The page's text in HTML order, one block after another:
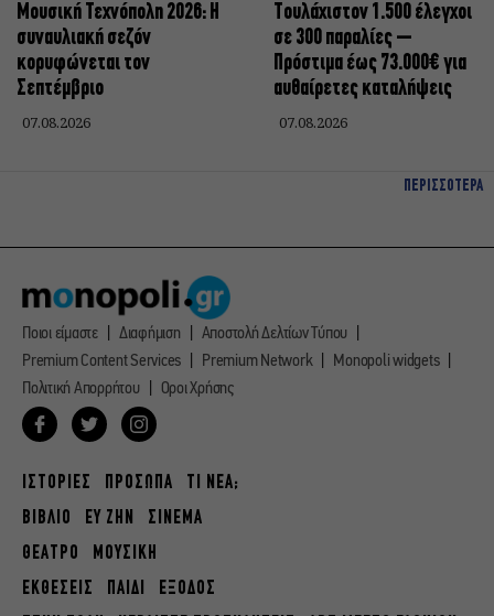
Μουσική Τεχνόπολη 2026: Η
συναυλιακή σεζόν
κορυφώνεται τον
Σεπτέμβριο
07.08.2026
Τουλάχιστον 1.500 έλεγχοι
σε 300 παραλίες –
Πρόστιμα έως 73.000€ για
αυθαίρετες καταλήψεις
07.08.2026
ΠΕΡΙΣΣΟΤΕΡΑ
Ποιοι είμαστε Διαφήμιση
Αποστολή Δελτίων Τύπου
Premium Content Services
Premium Network
Monopoli widgets
Πολιτική Απορρήτου
Οροι Χρήσης
ΙΣΤΟΡΙΕΣ ΠΡΟΣΩΠΑ
ΤΙ ΝΕΑ;
ΒΙΒΛΙΟ
ΕΥ ΖΗΝ
ΣΙΝΕΜΑ
ΘΕΑΤΡΟ
ΜΟΥΣΙΚΗ
ΕΚΘΕΣΕΙΣ
ΠΑΙΔΙ
ΕΞΟΔΟΣ